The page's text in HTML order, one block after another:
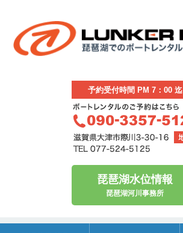
予約受付時間 PM 7：00 迄
琵琶湖水位情報
琵琶湖河川事務所